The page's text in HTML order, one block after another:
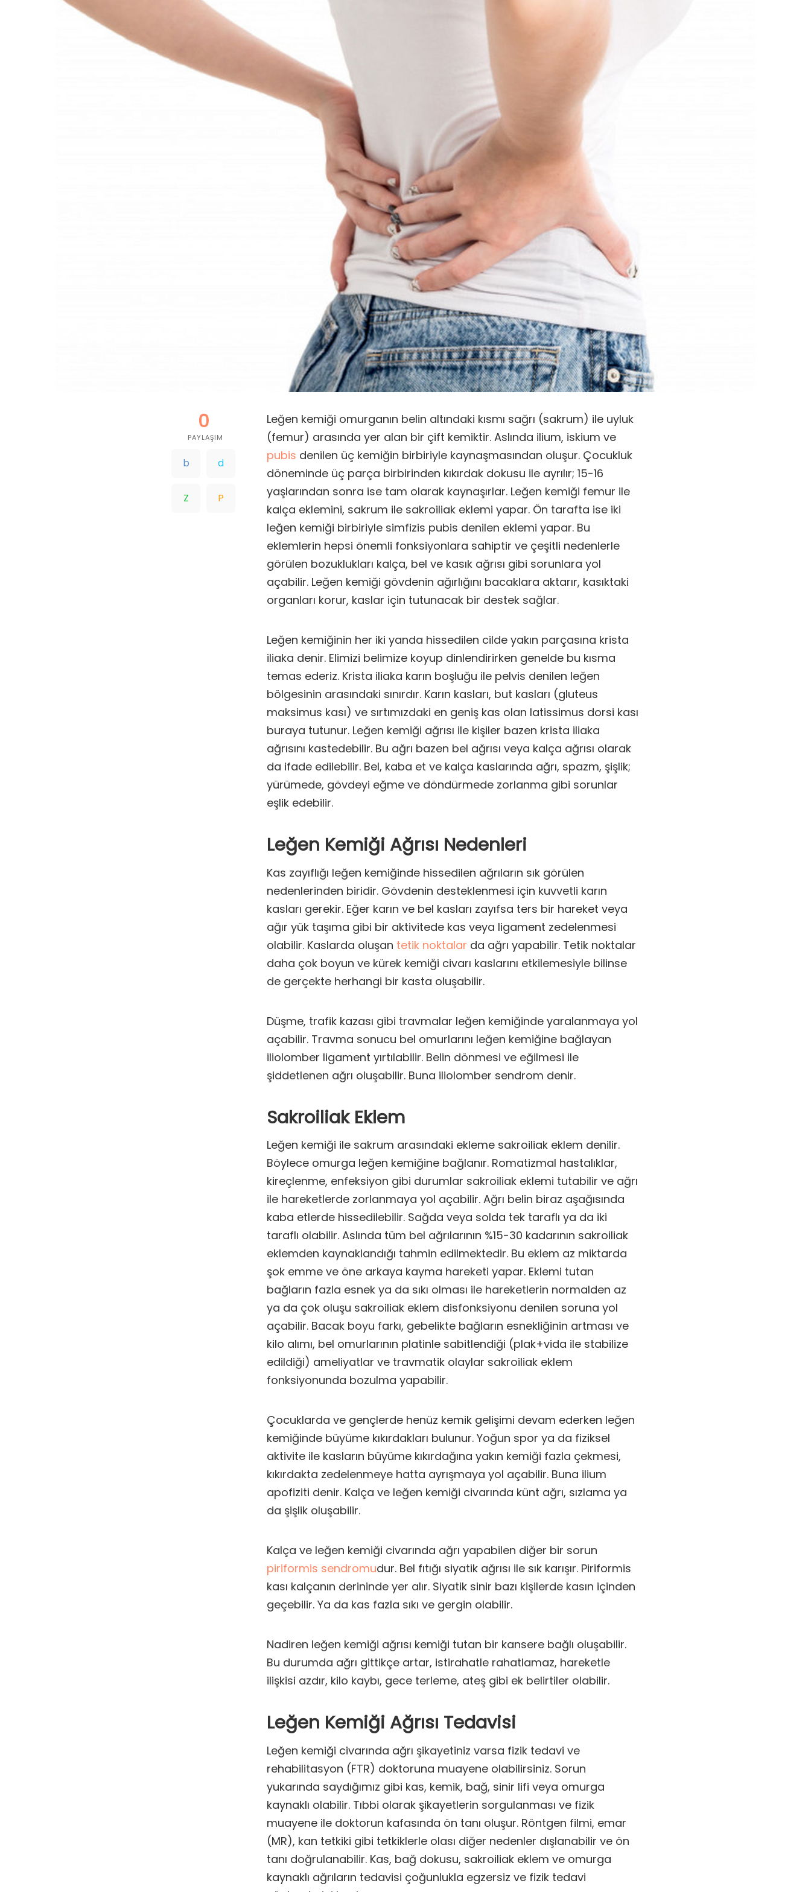
0
PAYLAŞIM
Leğen kemiği omurganın belin altındaki kısmı sağrı (sakrum) ile uyluk
(femur) arasında yer alan bir çift kemiktir. Aslında ilium, iskium ve
pubis denilen üç kemiğin birbiriyle kaynaşmasından oluşur. Çocukluk
döneminde üç parça birbirinden kıkırdak dokusu ile ayrılır; 15-16
yaşlarından sonra ise tam olarak kaynaşırlar. Leğen kemiği femur ile
kalça eklemini, sakrum ile sakroiliak eklemi yapar. Ön tarafta ise iki
leğen kemiği birbiriyle simfizis pubis denilen eklemi yapar. Bu
eklemlerin hepsi önemli fonksiyonlara sahiptir ve çeşitli nedenlerle
görülen bozuklukları kalça, bel ve kasık ağrısı gibi sorunlara yol
açabilir. Leğen kemiği gövdenin ağırlığını bacaklara aktarır, kasıktaki
organları korur, kaslar için tutunacak bir destek sağlar.
Leğen kemiğinin her iki yanda hissedilen cilde yakın parçasına krista
iliaka denir. Elimizi belimize koyup dinlendirirken genelde bu kısma
temas ederiz. Krista iliaka karın boşluğu ile pelvis denilen leğen
bölgesinin arasındaki sınırdır. Karın kasları, but kasları (gluteus
maksimus kası) ve sırtımızdaki en geniş kas olan latissimus dorsi kası
buraya tutunur. Leğen kemiği ağrısı ile kişiler bazen krista iliaka
ağrısını kastedebilir. Bu ağrı bazen bel ağrısı veya kalça ağrısı olarak
da ifade edilebilir. Bel, kaba et ve kalça kaslarında ağrı, spazm, şişlik;
yürümede, gövdeyi eğme ve döndürmede zorlanma gibi sorunlar
eşlik edebilir.
Leğen Kemiği Ağrısı Nedenleri
Kas zayıflığı leğen kemiğinde hissedilen ağrıların sık görülen
nedenlerinden biridir. Gövdenin desteklenmesi için kuvvetli karın
kasları gerekir. Eğer karın ve bel kasları zayıfsa ters bir hareket veya
ağır yük taşıma gibi bir aktivitede kas veya ligament zedelenmesi
olabilir. Kaslarda oluşan tetik noktalar da ağrı yapabilir. Tetik noktalar
daha çok boyun ve kürek kemiği civarı kaslarını etkilemesiyle bilinse
de gerçekte herhangi bir kasta oluşabilir.
Düşme, trafik kazası gibi travmalar leğen kemiğinde yaralanmaya yol
açabilir. Travma sonucu bel omurlarını leğen kemiğine bağlayan
iliolomber ligament yırtılabilir. Belin dönmesi ve eğilmesi ile
şiddetlenen ağrı oluşabilir. Buna iliolomber sendrom denir.
Sakroiliak Eklem
Leğen kemiği ile sakrum arasındaki ekleme sakroiliak eklem denilir.
Böylece omurga leğen kemiğine bağlanır. Romatizmal hastalıklar,
kireçlenme, enfeksiyon gibi durumlar sakroiliak eklemi tutabilir ve ağrı
ile hareketlerde zorlanmaya yol açabilir. Ağrı belin biraz aşağısında
kaba etlerde hissedilebilir. Sağda veya solda tek taraflı ya da iki
taraflı olabilir. Aslında tüm bel ağrılarının %15-30 kadarının sakroiliak
eklemden kaynaklandığı tahmin edilmektedir. Bu eklem az miktarda
şok emme ve öne arkaya kayma hareketi yapar. Eklemi tutan
bağların fazla esnek ya da sıkı olması ile hareketlerin normalden az
ya da çok oluşu sakroiliak eklem disfonksiyonu denilen soruna yol
açabilir. Bacak boyu farkı, gebelikte bağların esnekliğinin artması ve
kilo alımı, bel omurlarının platinle sabitlendiği (plak+vida ile stabilize
edildiği) ameliyatlar ve travmatik olaylar sakroiliak eklem
fonksiyonunda bozulma yapabilir.
Çocuklarda ve gençlerde henüz kemik gelişimi devam ederken leğen
kemiğinde büyüme kıkırdakları bulunur. Yoğun spor ya da fiziksel
aktivite ile kasların büyüme kıkırdağına yakın kemiği fazla çekmesi,
kıkırdakta zedelenmeye hatta ayrışmaya yol açabilir. Buna ilium
apofiziti denir. Kalça ve leğen kemiği civarında künt ağrı, sızlama ya
da şişlik oluşabilir.
Kalça ve leğen kemiği civarında ağrı yapabilen diğer bir sorun
piriformis sendromudur. Bel fıtığı siyatik ağrısı ile sık karışır. Piriformis
kası kalçanın derininde yer alır. Siyatik sinir bazı kişilerde kasın içinden
geçebilir. Ya da kas fazla sıkı ve gergin olabilir.
Nadiren leğen kemiği ağrısı kemiği tutan bir kansere bağlı oluşabilir.
Bu durumda ağrı gittikçe artar, istirahatle rahatlamaz, hareketle
ilişkisi azdır, kilo kaybı, gece terleme, ateş gibi ek belirtiler olabilir.
Leğen Kemiği Ağrısı Tedavisi
Leğen kemiği civarında ağrı şikayetiniz varsa fizik tedavi ve
rehabilitasyon (FTR) doktoruna muayene olabilirsiniz. Sorun
yukarında saydığımız gibi kas, kemik, bağ, sinir lifi veya omurga
kaynaklı olabilir. Tıbbi olarak şikayetlerin sorgulanması ve fizik
muayene ile doktorun kafasında ön tanı oluşur. Röntgen filmi, emar
(MR), kan tetkiki gibi tetkiklerle olası diğer nedenler dışlanabilir ve ön
tanı doğrulanabilir. Kas, bağ dokusu, sakroiliak eklem ve omurga
kaynaklı ağrıların tedavisi çoğunlukla egzersiz ve fizik tedavi